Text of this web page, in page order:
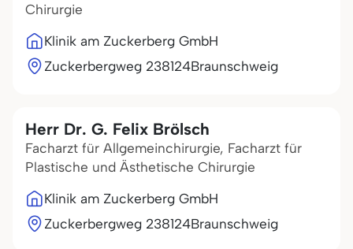
Chirurgie
Klinik am Zuckerberg GmbH
Zuckerbergweg 238124Braunschweig
Herr Dr. G. Felix Brölsch
Facharzt für Allgemeinchirurgie, Facharzt für
Plastische und Ästhetische Chirurgie
Klinik am Zuckerberg GmbH
Zuckerbergweg 238124Braunschweig